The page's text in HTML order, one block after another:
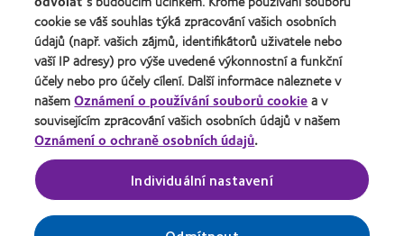
Ochrana osobních údajů
Oznámení o používání souborů cookie
Podmínky poskytování služeb
Pravidla zasílání komentářů
Správa nastavení souhlasu
cookie se váš souhlas týká zpracování vašich osobních
údajů (např. vašich zájmů, identifikátorů uživatele nebo
vaší IP adresy) pro výše uvedené výkonnostní a funkční
účely nebo pro účely cílení. Další informace naleznete v
našemOznámení o používání souborů cookiea v
souvisejícím zpracování vašich osobních údajů v našem
Oznámení o ochraně osobních údajů.
Individuální nastavení